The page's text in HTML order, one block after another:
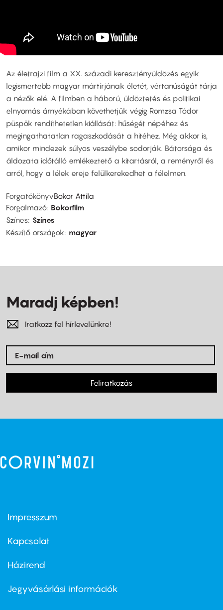
Az életrajzi film a XX. századi keresztényüldözés egyik
legismertebb magyar mártírjának életét, vértanúságát tárja
a nézők elé. A filmben a háború, üldöztetés és politikai
elnyomás árnyékában követhetjük végig Romzsa Tódor
püspök rendíthetetlen kiállását: hűségét népéhez és
megingathatatlan ragaszkodását a hitéhez. Még akkor is,
amikor mindezek súlyos veszélybe sodorják. Bátorsága és
áldozata időtálló emlékeztető a kitartásról, a reményről és
arról, hogy a lélek ereje felülkerekedhet a félelmen.
ForgatókönyvBokor Attila
Forgalmazó Bokorfilm
Színes Színes
Készítő országok
magyar
Maradj képben!
Iratkozz fel hírlevelünkre!
Feliratkozás
Footer
first
Impresszum
Kapcsolat
Footer
second
Házirend
Jegyvásárlási információk